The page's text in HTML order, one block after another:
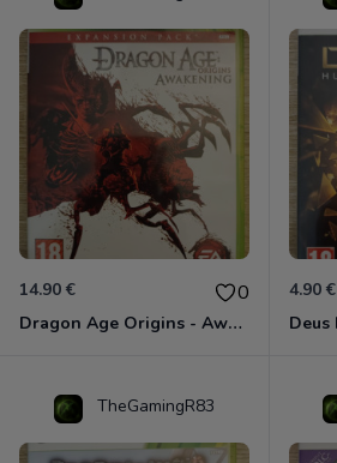
14.90 € 0
Dragon Age Origins - Awakening Xbox 360
4.90 €
TheGamingR83